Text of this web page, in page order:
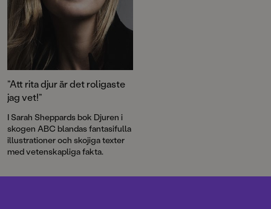
”Att rita djur är det roligaste
jag vet!”
I Sarah Sheppards bok Djuren i
skogen ABC blandas fantasifulla
illustrationer och skojiga texter
med vetenskapliga fakta.